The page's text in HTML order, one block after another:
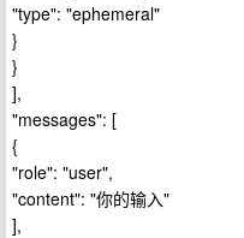
"type": "ephemeral"
}
}
],
"messages": [
{
"role": "user",
"content": "你的输入"
],